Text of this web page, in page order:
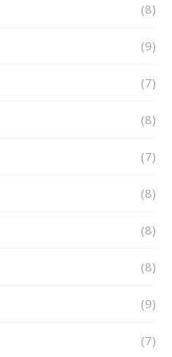
(8)
(9)
(7)
(8)
(7)
(8)
(8)
(8)
(9)
(7)